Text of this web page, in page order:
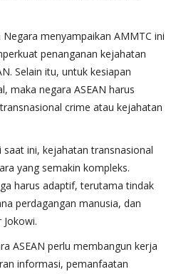
menyampaikan AMMTC ini
penanganan kejahatan
Selain itu, untuk kesiapan
maka negara ASEAN harus
crime atau kejahatan
ini, kejahatan transnasional
yang semakin kompleks.
harus adaptif, terutama tindak
perdagangan manusia, dan
ASEAN perlu membangun kerja
informasi, pemanfaatan